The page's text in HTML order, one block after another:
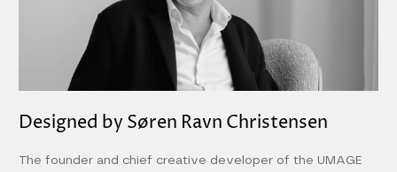
Designed by Søren Ravn Christensen
The founder and chief creative developer of the UMAGE